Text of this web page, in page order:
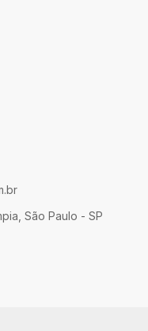
São Paulo - SP